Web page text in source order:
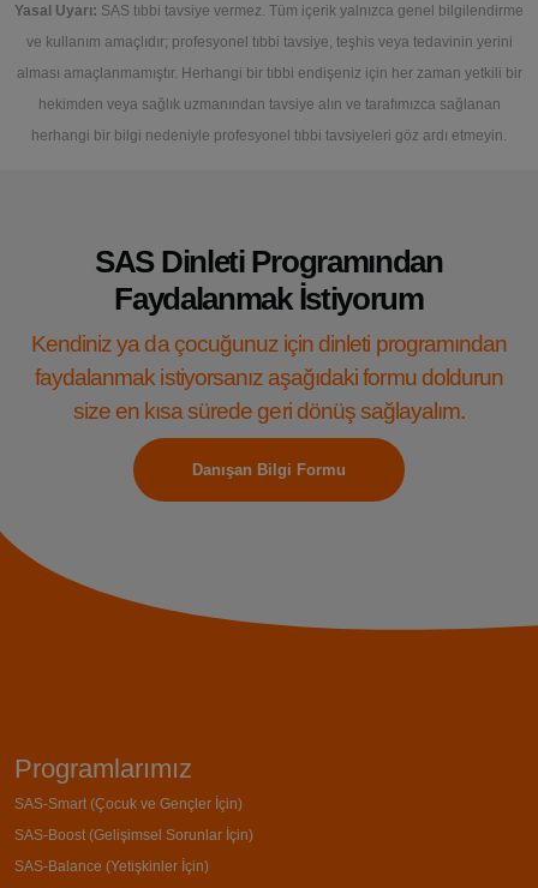
Yasal Uyarı: SAS tıbbi tavsiye vermez. Tüm içerik yalnızca genel bilgilendirme
ve kullanım amaçlıdır; profesyonel tıbbi tavsiye, teşhis veya tedavinin yerini
alması amaçlanmamıştır. Herhangi bir tıbbi endişeniz için her zaman yetkili bir
hekimden veya sağlık uzmanından tavsiye alın ve tarafımızca sağlanan
herhangi bir bilgi nedeniyle profesyonel tıbbi tavsiyeleri göz ardı etmeyin.
SAS Dinleti Programından
Faydalanmak İstiyorum
Kendiniz ya da çocuğunuz için dinleti programından
faydalanmak istiyorsanız aşağıdaki formu doldurun
size en kısa sürede geri dönüş sağlayalım.
Danışan Bilgi Formu
Programlarımız
SAS-Smart (Çocuk ve Gençler İçin)
SAS-Boost (Gelişimsel Sorunlar İçin)
SAS-Balance (Yetişkinler İçin)